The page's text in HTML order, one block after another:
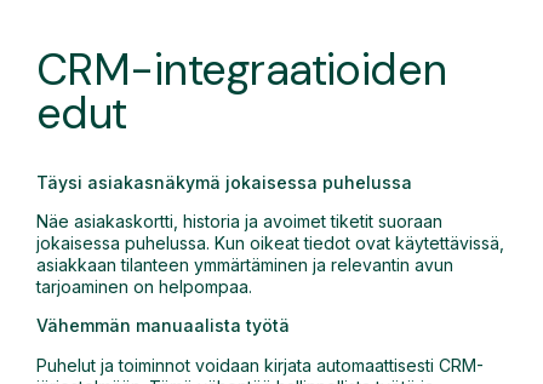
CRM-integraatioiden
edut
Täysi asiakasnäkymä jokaisessa puhelussa
Näe asiakaskortti, historia ja avoimet tiketit suoraan
jokaisessa puhelussa. Kun oikeat tiedot ovat käytettävissä,
asiakkaan tilanteen ymmärtäminen ja relevantin avun
tarjoaminen on helpompaa.
Vähemmän manuaalista työtä
Puhelut ja toiminnot voidaan kirjata automaattisesti CRM-